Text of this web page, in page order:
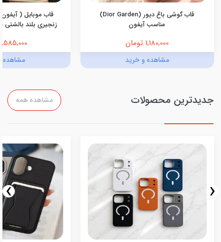
قاب گوشی باغ دیور (Dior Garden)
مناسب آیفون
1,180,000 تومان
مشاهده و خرید
قاب موبایل (
زنجیری بلند بالشتی
1,585,000 تومان
مشاهده
جدیدترین محصولات مشاهده همه
‹
›